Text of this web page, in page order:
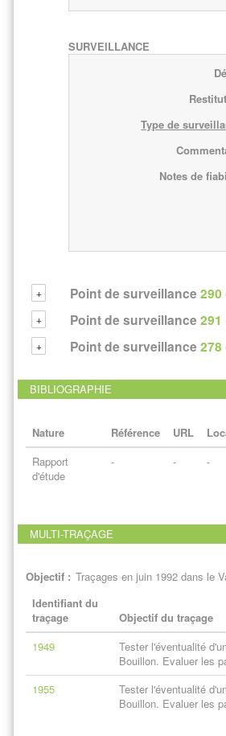
SURVEILLANCE
Type de
Notes de
Point de surveillance 290
Point de surveillance 291
Point de surveillance 278
BIBLIOGRAPHIE
Nature Référence URL
Rapport
d'étude
- - -
MULTI-TRAÇAGE
Objectif : Traçages en juin 1992 dans le
Identifiant du
traçage
Objectif du traçage
1949
Tester l'éventualité
Bouillon. Evaluer les
1955
Tester l'éventualité
Bouillon. Evaluer les